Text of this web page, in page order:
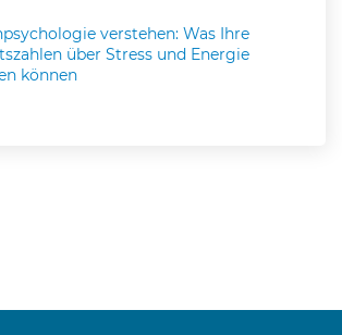
verstehen: Was Ihre
über Stress und Energie
können